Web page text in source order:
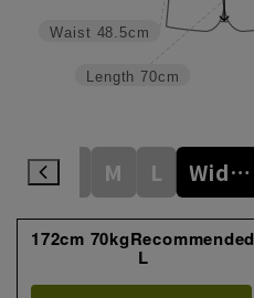
Length 70cm
Waist 48.5cm
M L WideM
172cm 70kgRecommended
L